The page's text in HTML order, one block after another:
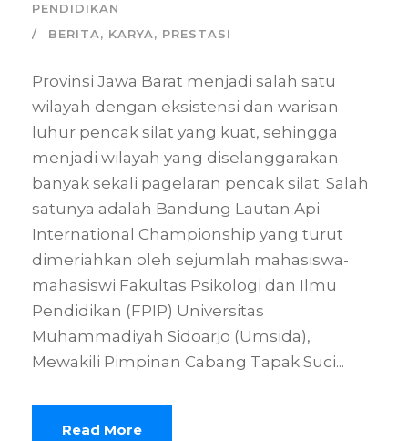
PENDIDIKAN
BERITA, KARYA, PRESTASI
Provinsi Jawa Barat menjadi salah satu
wilayah dengan eksistensi dan warisan
luhur pencak silat yang kuat, sehingga
menjadi wilayah yang diselanggarakan
banyak sekali pagelaran pencak silat. Salah
satunya adalah Bandung Lautan Api
International Championship yang turut
dimeriahkan oleh sejumlah mahasiswa-
mahasiswi Fakultas Psikologi dan Ilmu
Pendidikan (FPIP) Universitas
Muhammadiyah Sidoarjo (Umsida),
Mewakili Pimpinan Cabang Tapak Suci...
Read More